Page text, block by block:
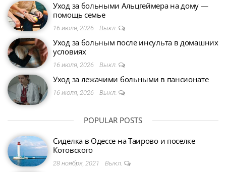
Уход за больными Альцгеймера на дому —
помощь семье
16 июля, 2026 Выкл.
Уход за больным после инсульта в домашних
условиях
16 июля, 2026 Выкл.
Уход за лежачими больными в пансионате
16 июля, 2026 Выкл.
POPULAR POSTS
Сиделка в Одессе на Таирово и поселке
Котовского
28 ноября, 2021 Выкл.